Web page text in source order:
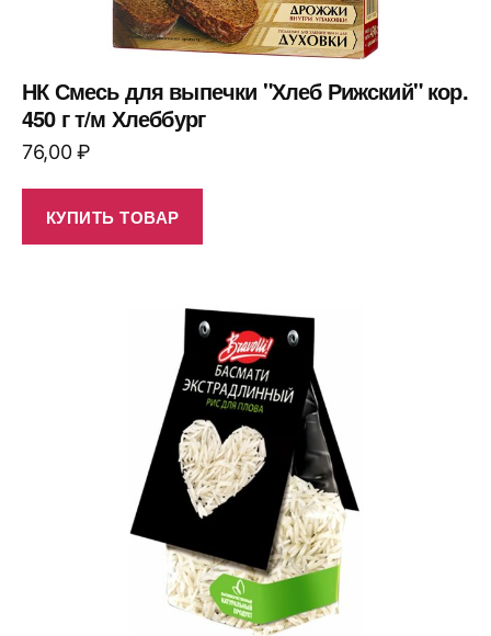
НК Смесь для выпечки "Хлеб Рижский" кор.
450 г т/м Хлеббург
76,00₽
КУПИТЬ ТОВАР